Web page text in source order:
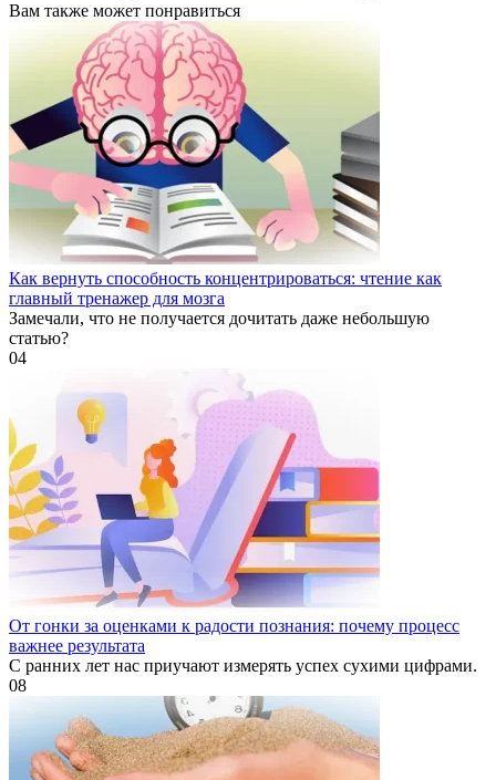
Вам также может понравиться
Как вернуть способность концентрироваться: чтение как
главный тренажер для мозга
Замечали, что не получается дочитать даже небольшую
статью?
04
От гонки за оценками к радости познания: почему процесс
важнее результата
С ранних лет нас приучают измерять успех сухими цифрами.
08